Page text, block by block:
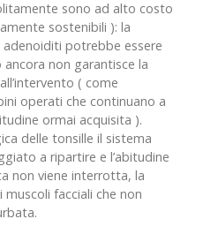
sono ad alto costo
sostenibili ): la
potrebbe essere
non garantisce la
( come
operati che continuano a
ormai acquisita ).
delle tonsille il sistema
a ripartire e l’abitudine
non viene interrotta, la
facciali che non